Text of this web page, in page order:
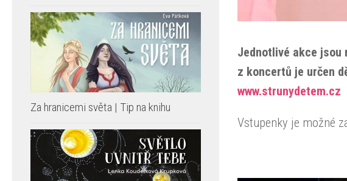
Jednotlivé akce jsou
z koncertů je určen
www.strunydetem.cz
Vstupenky je možné
Za hranicemi světa | Tip na knihu